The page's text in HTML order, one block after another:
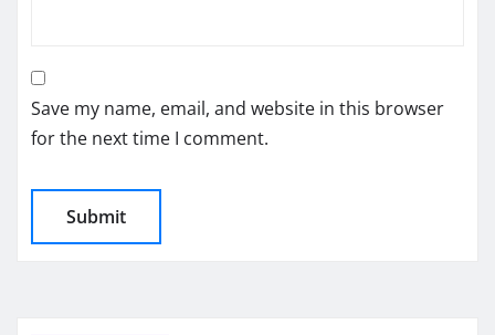
Save my name, email, and website in this browser
for the next time I comment.